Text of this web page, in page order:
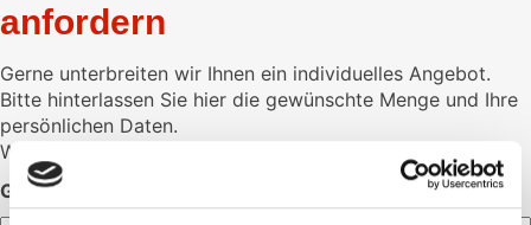
anfordern
Gerne unterbreiten wir Ihnen ein individuelles Angebot.
Bitte hinterlassen Sie hier die gewünschte Menge und Ihre
persönlichen Daten.
Wir melden uns dann schnellstmöglich bei Ihnen.
GEWÜNSCHTE MENGE: